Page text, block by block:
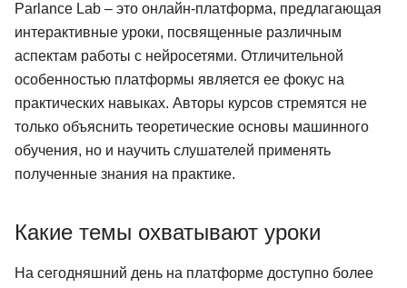
Parlance Lab – это онлайн-платформа, предлагающая
интерактивные уроки, посвященные различным
аспектам работы с нейросетями. Отличительной
особенностью платформы является ее фокус на
практических навыках. Авторы курсов стремятся не
только объяснить теоретические основы машинного
обучения, но и научить слушателей применять
полученные знания на практике.
Какие темы охватывают уроки
На сегодняшний день на платформе доступно более